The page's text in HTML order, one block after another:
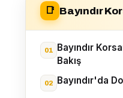
📑 Bayındır
Bayındır
Bakış
Bayındır'da